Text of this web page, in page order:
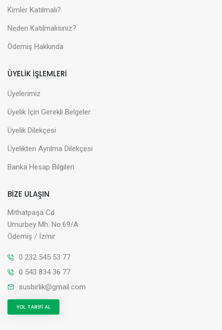
Kimler Katılmalı?
Neden Katılmalısınız?
Ödemiş Hakkında
ÜYELİK İŞLEMLERİ
Üyelerimiz
Üyelik İçin Gerekli Belgeler
Üyelik Dilekçesi
Üyelikten Ayrılma Dilekçesi
Banka Hesap Bilgileri
BİZE ULAŞIN
Mithatpaşa Cd.
Umurbey Mh. No:69/A
Ödemiş / İzmir
0 232 545 53 77
0 543 834 36 77
susbirlik@gmail.com
YOL TARİFİ AL